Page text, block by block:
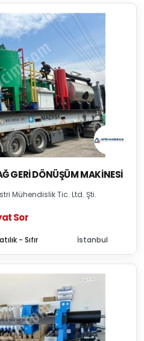
GERI DÖNÜŞÜM MAKINESI
Mühendislik Tic. Ltd. Şti.
Sor
- Sıfır İstanbul